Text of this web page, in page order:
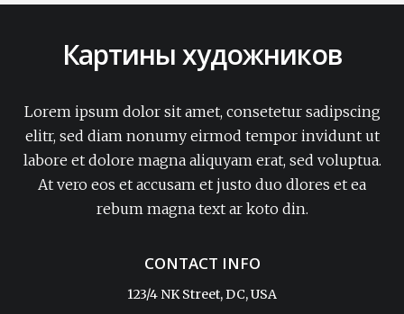
Картины художников
Lorem ipsum dolor sit amet, consetetur sadipscing
elitr, sed diam nonumy eirmod tempor invidunt ut
labore et dolore magna aliquyam erat, sed voluptua.
At vero eos et accusam et justo duo dlores et ea
rebum magna text ar koto din.
CONTACT INFO
123/4 NK Street, DC, USA